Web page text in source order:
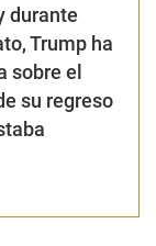
durante
Trump ha
sobre el
su regreso